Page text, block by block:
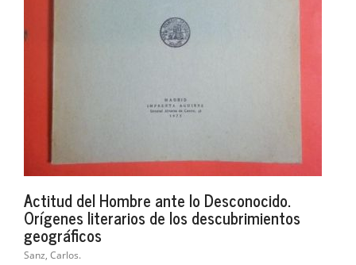
Actitud del Hombre ante lo Desconocido.
Orígenes literarios de los descubrimientos
geográficos
Sanz, Carlos.